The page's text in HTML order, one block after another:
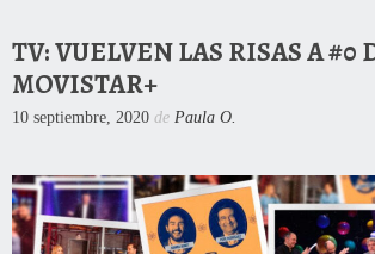
TV: VUELVEN LAS RISAS A #0
MOVISTAR+
10 septiembre, 2020 de Paula O.